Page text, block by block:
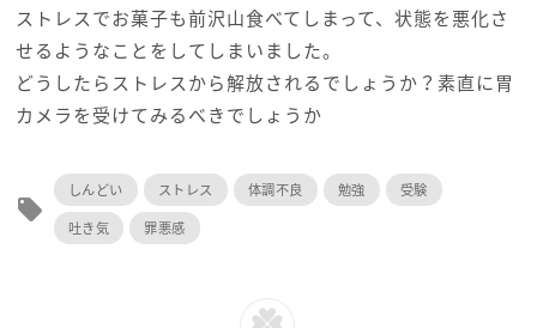
ストレスでお菓子も前沢山食べてしまって、状態を悪化さ
せるようなことをしてしまいました。
どうしたらストレスから解放されるでしょうか？素直に胃
カメラを受けてみるべきでしょうか
local_offer
しんどい ストレス 体調不良 勉強
受験
吐き気
罪悪感